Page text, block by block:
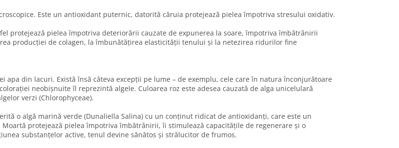
Este un antioxidant puternic, datorită căruia protejează pielea împotriva stresului oxidativ.
protejează pielea împotriva deteriorării cauzate de expunerea la soare, împotriva îmbătrânirii
producției de colagen, la îmbunătățirea elasticității tenului și la netezirea ridurilor fine
apa din lacuri. Există însă câteva excepții pe lume – de exemplu, cele care în natura înconjurătoare
neobișnuite îl reprezintă algele. Culoarea roz este adesea cauzată de alga unicelulară
verzi (Chlorophyceae).
o algă marină verde (Dunaliella Salina) cu un conținut ridicat de antioxidanți, care este un
protejează pielea împotriva îmbătrânirii, îi stimulează capacitățile de regenerare și o
substanțelor active, tenul devine sănătos și strălucitor de frumos.